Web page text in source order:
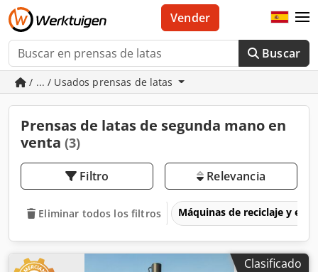
Buscar
Vender
/ ... / Usados prensas de latas
Prensas de latas de segunda mano en
venta (3)
Filtro Relevancia
Eliminar todos los filtros Máquinas de reciclaje y
Clasificado